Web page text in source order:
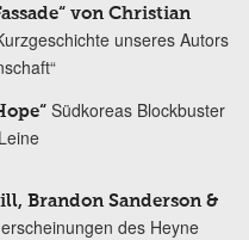
von Christian
unseres Autors
Südkoreas Blockbuster
Brandon Sanderson &
des Heyne